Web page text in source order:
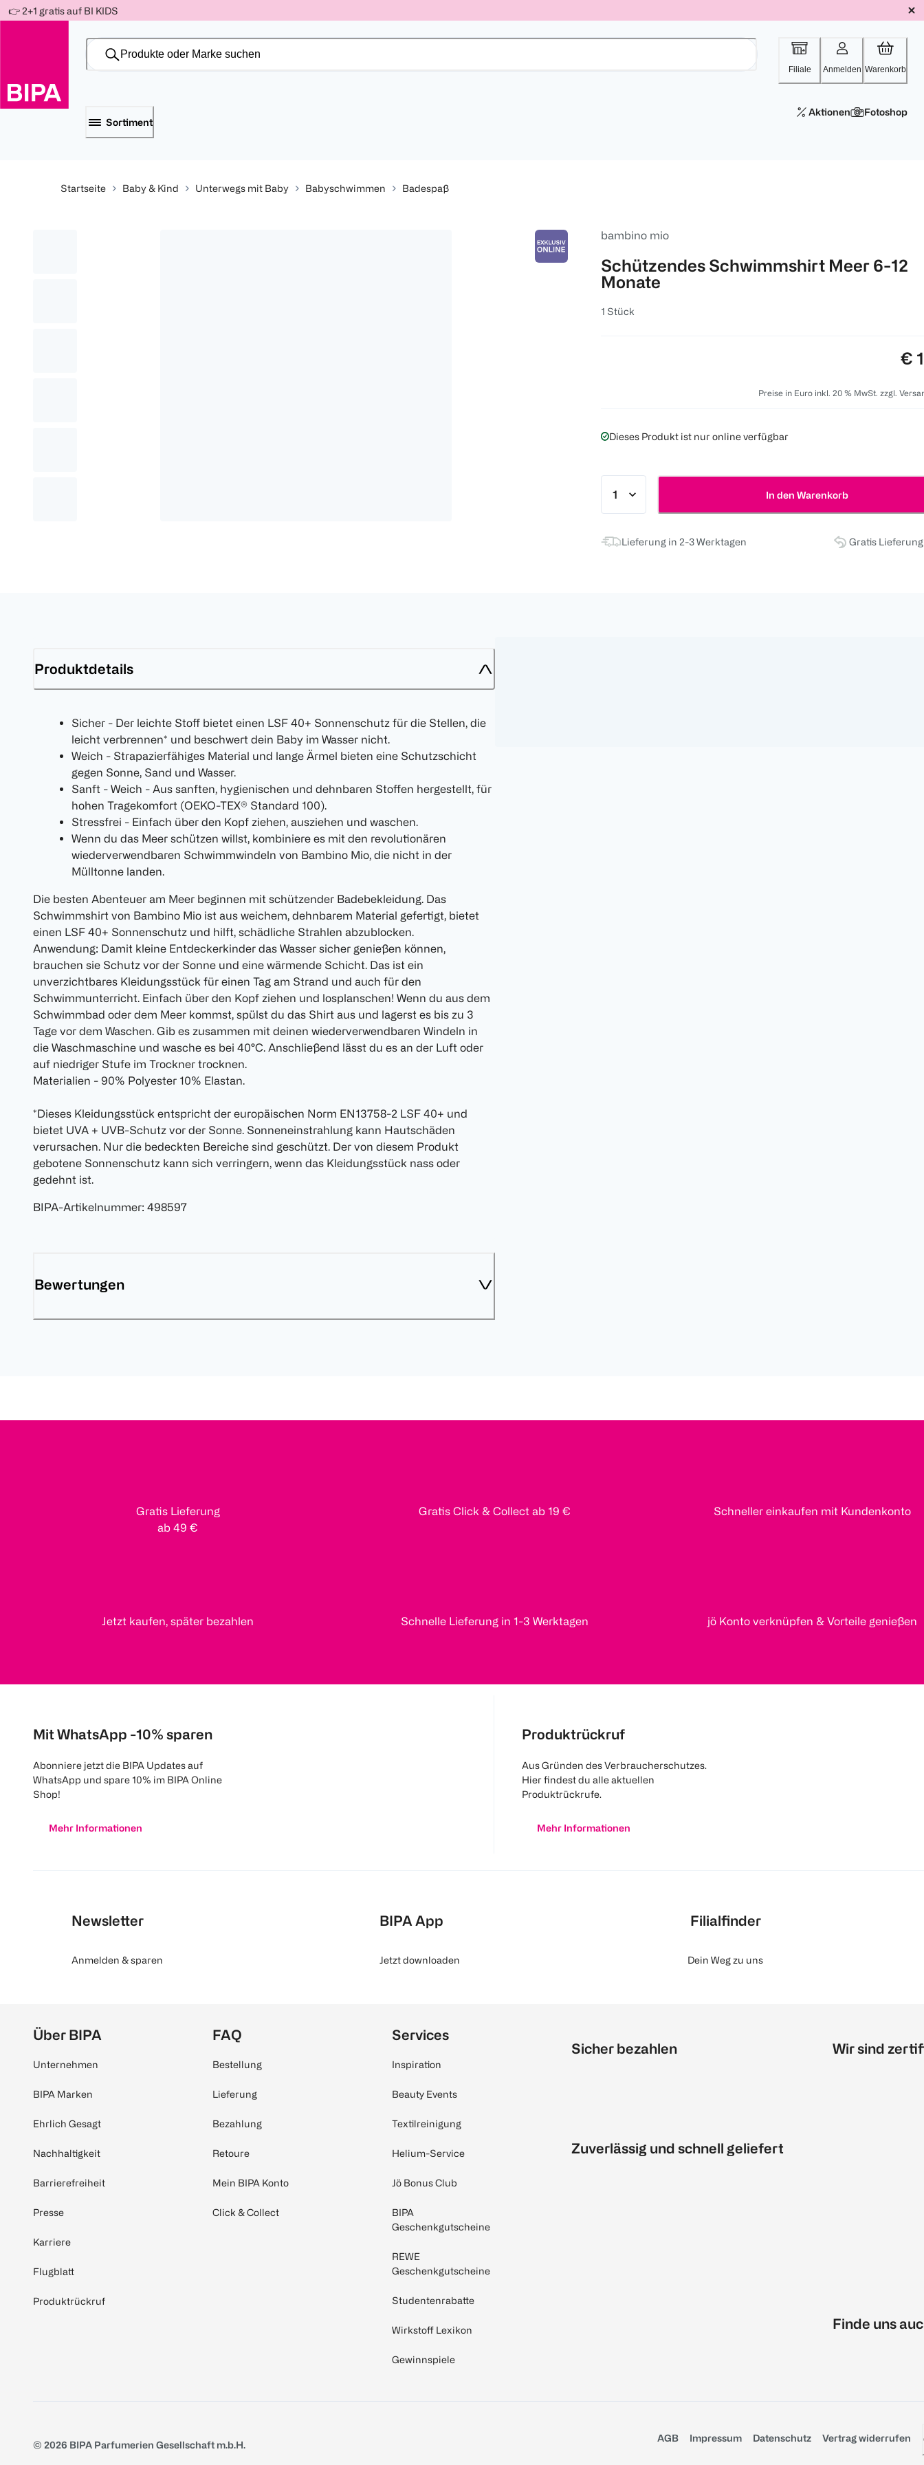
-10%
Für
150 Ös
-15%
Für
300 Ös
-20%
Für
500 Ös
Weiter
zum
👉 2+1 gratis auf BI KIDS
Filiale Anmelden Warenkorb
Sortiment
Aktionen Fotoshop
Startseite Baby & Kind Unterwegs mit Baby Babyschwimmen Badespaß
bambino mio
Schützendes Schwimmshirt Meer 6-12
Monate
1 Stück
€
Preise in Euro inkl. 20 % MwSt. zzgl.
Dieses Produkt ist nur online verfügbar
In den Warenkorb
Lieferung in 2-3 Werktagen Gratis
Produktdetails
Sicher - Der leichte Stoff bietet einen LSF 40+ Sonnenschutz für die Stellen, die
leicht verbrennen* und beschwert dein Baby im Wasser nicht.
Weich - Strapazierfähiges Material und lange Ärmel bieten eine Schutzschicht
gegen Sonne, Sand und Wasser.
Sanft - Weich - Aus sanften, hygienischen und dehnbaren Stoffen hergestellt, für
hohen Tragekomfort (OEKO-TEX® Standard 100).
Stressfrei - Einfach über den Kopf ziehen, ausziehen und waschen.
Wenn du das Meer schützen willst, kombiniere es mit den revolutionären
wiederverwendbaren Schwimmwindeln von Bambino Mio, die nicht in der
Mülltonne landen.
Die besten Abenteuer am Meer beginnen mit schützender Badebekleidung. Das
Schwimmshirt von Bambino Mio ist aus weichem, dehnbarem Material gefertigt, bietet
einen LSF 40+ Sonnenschutz und hilft, schädliche Strahlen abzublocken.
Anwendung: Damit kleine Entdeckerkinder das Wasser sicher genießen können,
brauchen sie Schutz vor der Sonne und eine wärmende Schicht. Das ist ein
unverzichtbares Kleidungsstück für einen Tag am Strand und auch für den
Schwimmunterricht. Einfach über den Kopf ziehen und losplanschen! Wenn du aus dem
Schwimmbad oder dem Meer kommst, spülst du das Shirt aus und lagerst es bis zu 3
Tage vor dem Waschen. Gib es zusammen mit deinen wiederverwendbaren Windeln in
die Waschmaschine und wasche es bei 40°C. Anschließend lässt du es an der Luft oder
auf niedriger Stufe im Trockner trocknen.
Materialien - 90% Polyester 10% Elastan.
*Dieses Kleidungsstück entspricht der europäischen Norm EN13758-2 LSF 40+ und
bietet UVA + UVB-Schutz vor der Sonne. Sonneneinstrahlung kann Hautschäden
verursachen. Nur die bedeckten Bereiche sind geschützt. Der von diesem Produkt
gebotene Sonnenschutz kann sich verringern, wenn das Kleidungsstück nass oder
gedehnt ist.
BIPA-Artikelnummer: 498597
Bewertungen
Gratis Lieferung
ab 49 €
Gratis Click & Collect ab 19 € Schneller einkaufen mit Kundenkonto
Jetzt kaufen, später bezahlen Schnelle Lieferung in 1-3 Werktagen jö Konto verknüpfen & Vorteile genießen
Mit WhatsApp -10% sparen
Abonniere jetzt die BIPA Updates auf
WhatsApp und spare 10% im BIPA Online
Shop!
Mehr Informationen
Produktrückruf
Aus Gründen des Verbraucherschutzes.
Hier findest du alle aktuellen
Produktrückrufe.
Mehr Informationen
Newsletter
Anmelden & sparen
BIPA App
Jetzt downloaden
Filialfinder
Dein Weg zu uns
Über BIPA
Unternehmen
BIPA Marken
Ehrlich Gesagt
Nachhaltigkeit
Barrierefreiheit
Presse
Karriere
Flugblatt
Produktrückruf
FAQ
Bestellung
Lieferung
Bezahlung
Retoure
Mein BIPA Konto
Click & Collect
Services
Inspiration
Beauty Events
Textilreinigung
Helium-Service
Jö Bonus Club
BIPA
Geschenkgutscheine
REWE
Geschenkgutscheine
Studentenrabatte
Wirkstoff Lexikon
Gewinnspiele
Sicher bezahlen
Zuverlässig und schnell geliefert
Wir sind
Finde uns
© 2026 BIPA Parfumerien Gesellschaft m.b.H.
AGB Impressum Datenschutz Vertrag widerrufen